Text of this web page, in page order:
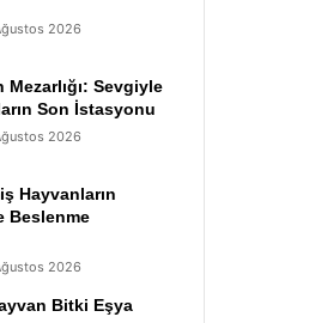
2026
Mezarlığı: Sevgiyle
Son İstasyonu
2026
Hayvanların
Beslenme
2026
Bitki Eşya